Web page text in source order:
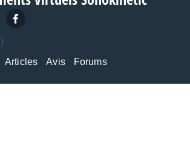
Articles Avis Forums